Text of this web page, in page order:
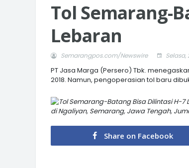
Tol Semarang-
Lebaran
Semarangpos.com/Newswire Selasa,
PT Jasa Marga (Persero) Tbk.
2018. Namun, pengoperasian tol baru
di Ngaliyan, Semarang, Jawa Tengah,
Share on Facebook